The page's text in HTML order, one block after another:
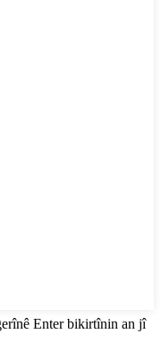
Enter bikirtînin an jî